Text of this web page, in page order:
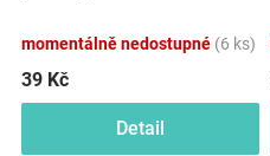
momentálně nedostupné (6 ks)
39 Kč
Detail